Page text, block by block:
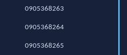
0905368263
0905368264
0905368265